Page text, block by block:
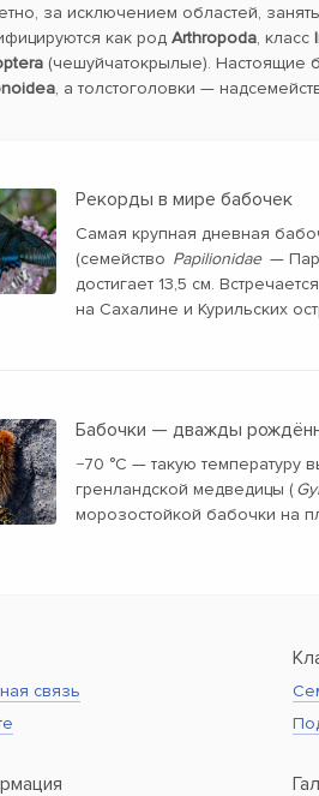
за исключением областей,
как род Arthropoda, класс
(чешуйчатокрылые). Настоящие
, а толстоголовки —
Рекорды в мире бабочек
Самая крупная дневная
(семейство Papilionidae —
достигает 13,5 см.
на Сахалине и Курильских
Бабочки — дважды
−70 °C — такую температуру
гренландской медведицы (
морозостойкой бабочки на
связь